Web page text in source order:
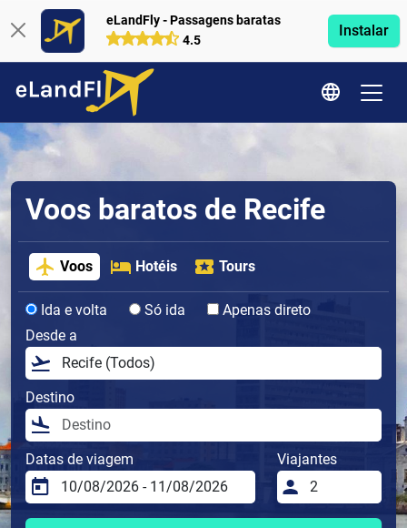
eLandFly - Passagens baratas
4.5
Instalar
Voos baratos de Recife
Voos Hotéis Tours
Ida e volta Só ida
Apenas direto
Desde a
Destino
Datas de viagem Viajantes